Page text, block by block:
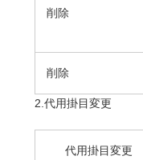
削除
削除
2.代用掛目変更
代用掛目変更